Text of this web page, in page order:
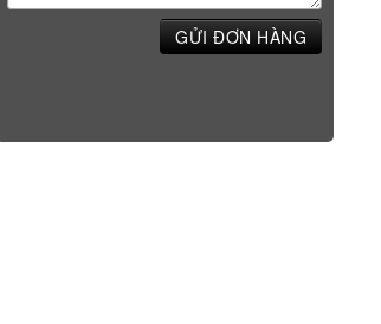
GỬI ĐƠN HÀNG